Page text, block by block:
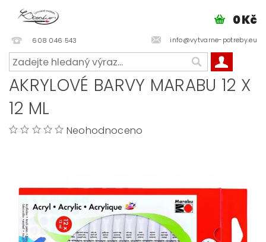
608 046 543 info@vytvarne-potreby.eu
0 Kč
AKRYLOVÉ BARVY MARABU 12 X
12 ML
Neohodnoceno